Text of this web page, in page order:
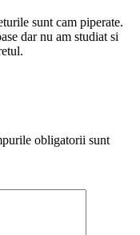
sunt cam piperate.
dar nu am studiat si
obligatorii sunt